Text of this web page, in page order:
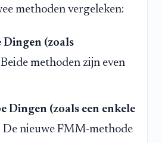
methoden vergeleken:
Dingen (zoals
Beide methoden zijn even
Dingen (zoals een enkele
De nieuwe FMM-methode